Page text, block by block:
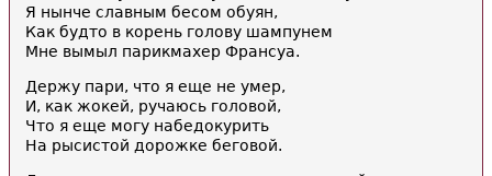
Я нынче славным бесом обуян,
Как будто в корень голову шампунем
Мне вымыл парикмахер Франсуа.
Держу пари, что я еще не умер,
И, как жокей, ручаюсь головой,
Что я еще могу набедокурить
На рысистой дорожке беговой.